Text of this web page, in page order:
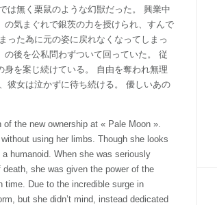
は無く栗鼠のような幻獣だった。 興業中
気まぐれで銀茨の力を授けられ、すんで
った為に元の姿に戻れなくなってしまっ
後を公私問わずついて回っていた。 従
を案じ続けている。 自由を奪われ無理
彼女は泣かずに待ち続ける。 優しいあの
the new ownership at « Pale Moon ».
using her limbs. Though she looks
humanoid. When she was seriously
she was given the power of the
time. Due to the incredible surge in
but she didn’t mind, instead dedicated